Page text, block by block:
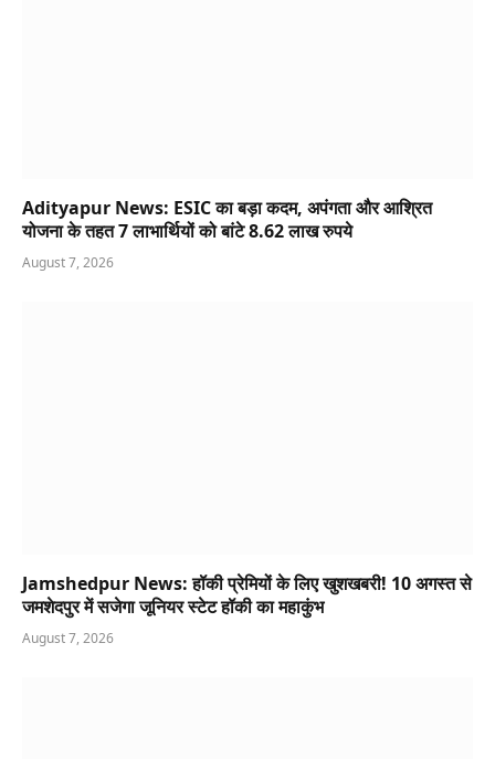
Adityapur News: ESIC का बड़ा कदम, अपंगता और आश्रित
योजना के तहत 7 लाभार्थियों को बांटे 8.62 लाख रुपये
August 7, 2026
Jamshedpur News: हॉकी प्रेमियों के लिए खुशखबरी! 10 अगस्त से
जमशेदपुर में सजेगा जूनियर स्टेट हॉकी का महाकुंभ
August 7, 2026